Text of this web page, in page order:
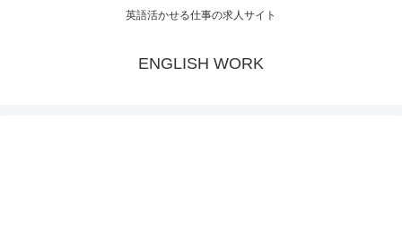
英語活かせる仕事の求人サイト
ENGLISH WORK